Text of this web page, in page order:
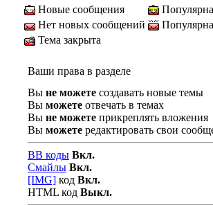
Новые сообщения
Нет новых сообщений
Тема закрыта
Ваши права в разделе
Вы не можете создавать новые темы
Вы можете отвечать в темах
Вы не можете прикреплять вложения
Вы можете редактировать свои
BB коды Вкл.
Смайлы Вкл.
[IMG] код Вкл.
HTML код Выкл.